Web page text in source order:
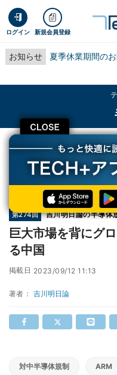
ログイン 新規会員登録
お知らせ 夏季休業期間の
TECH+ テクノロジー
半導
巨大市場を背にグローバル企業
第274回 吉川明日論の半導体
巨大市場を背にグ
る中国
掲載日 2023/09/12 11:13
著者： 吉川明日論
対中半導体規制 ARM